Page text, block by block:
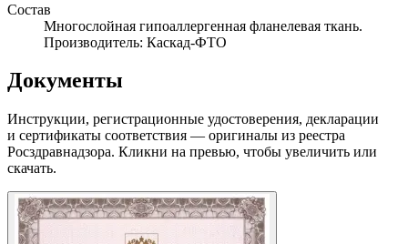
Состав
Многослойная гипоаллергенная фланелевая ткань.
Производитель: Каскад-ФТО
Документы
Инструкции, регистрационные удостоверения, декларации
и сертификаты соответствия — оригиналы из реестра
Росздравнадзора. Кликни на превью, чтобы увеличить или
скачать.